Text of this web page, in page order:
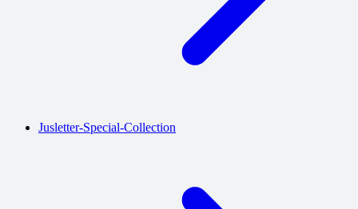
Jusletter-Special-Collection